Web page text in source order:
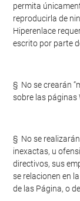
permita
reproducirla de
Hiperenlace
escrito por parte
§ No se crearán
sobre las páginas
§ No se
inexactas, u
directivos, sus
se relacionen en
de las Página, o